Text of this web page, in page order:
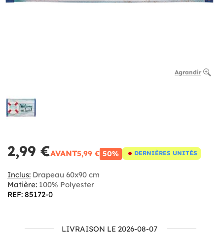
Agrandir
2,99 €AVANT5,99 € 50% DERNIÈRES UNITÉS
Inclus: Drapeau 60x90 cm
Matière: 100% Polyester
REF: 85172-0
LIVRAISON LE 2026-08-07